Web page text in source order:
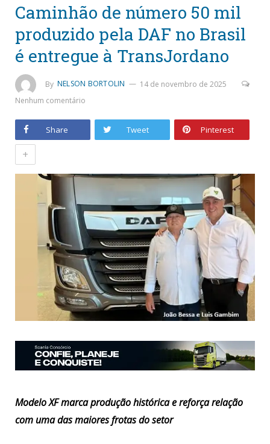
Caminhão de número 50 mil
produzido pela DAF no Brasil
é entregue à TransJordano
By NELSON BORTOLIN
14 de novembro de 2025
Nenhum comentário
Share Tweet Pinterest
+
Modelo XF marca produção histórica e reforça relação
com uma das maiores frotas do setor